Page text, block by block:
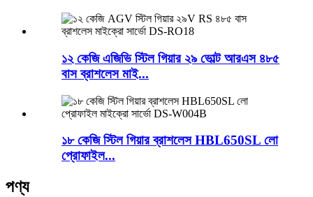
১২ কেজি এজিভি স্টিল গিয়ার ২৯ ভোল্ট আরএস ৪৮৫
বাস ব্রাশলেস মাই...
১৮ কেজি স্টিল গিয়ার ব্রাশলেস HBL650SL লো
প্রোফাইল...
পণ্য